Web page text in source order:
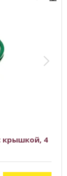
крышкой, 4